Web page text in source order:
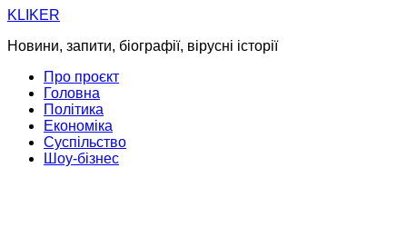
Skip
content
KLIKER
Новини, запити, біографії, вірусні історії
Про проєкт
Головна
Політика
Економіка
Суспільство
Шоу-бізнес